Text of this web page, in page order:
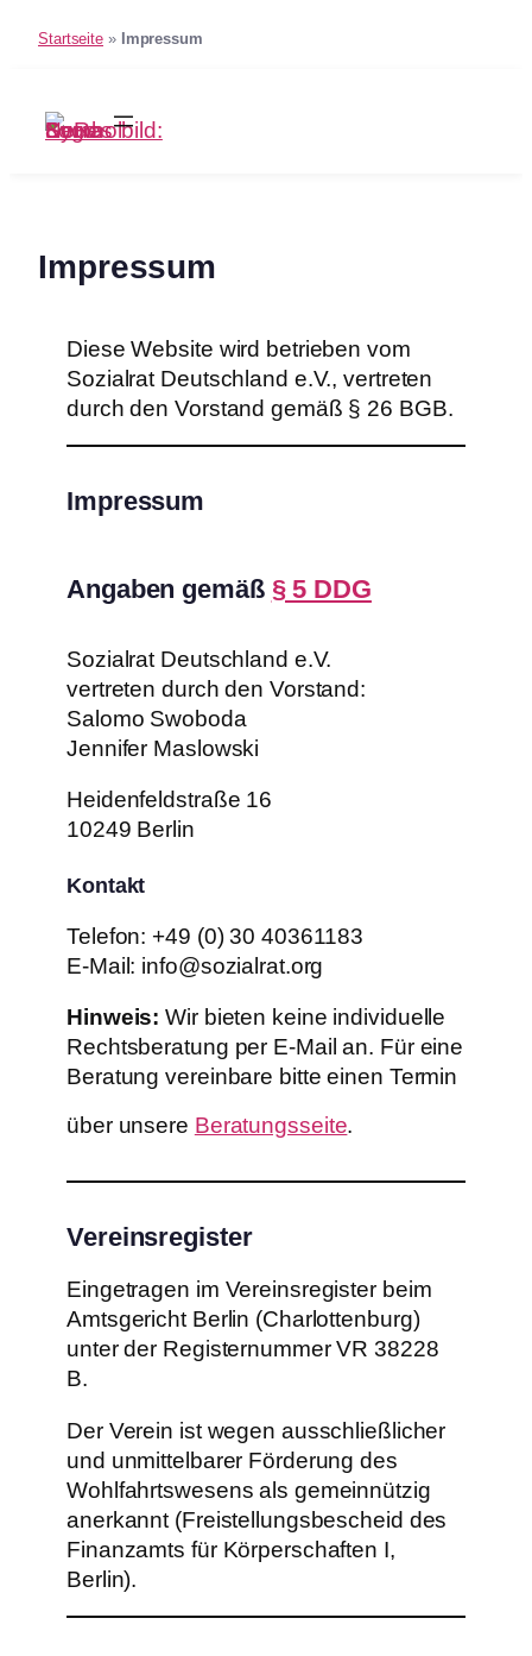
Startseite » Impressum
Inhalt
springen
Impressum
Diese Website wird betrieben vom
Sozialrat Deutschland e.V., vertreten
durch den Vorstand gemäß § 26 BGB.
Impressum
Angaben gemäß § 5 DDG
Sozialrat Deutschland e.V.
vertreten durch den Vorstand:
Salomo Swoboda
Jennifer Maslowski
Heidenfeldstraße 16
10249 Berlin
Kontakt
Telefon: +49 (0) 30 40361183
E-Mail: info@sozialrat.org
Hinweis: Wir bieten keine individuelle
Rechtsberatung per E-Mail an. Für eine
Beratung vereinbare bitte einen Termin
über unsere Beratungsseite.
Vereinsregister
Eingetragen im Vereinsregister beim
Amtsgericht Berlin (Charlottenburg)
unter der Registernummer VR 38228
B.
Der Verein ist wegen ausschließlicher
und unmittelbarer Förderung des
Wohlfahrtswesens als gemeinnützig
anerkannt (Freistellungsbescheid des
Finanzamts für Körperschaften I,
Berlin).